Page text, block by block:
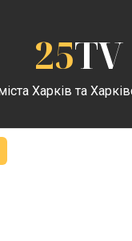
25TV
Харків та